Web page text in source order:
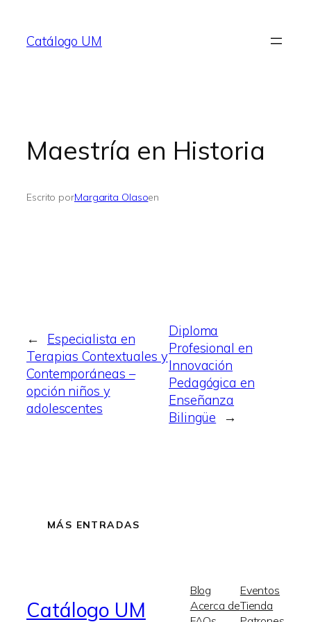
contenido
Catálogo UM
Maestría en Historia
Escrito porMargarita Olasoen
←
Especialista en
Terapias Contextuales y
Contemporáneas –
opción niños y
adolescentes
Diploma
Profesional en
Innovación
Pedagógica en
Enseñanza
Bilingüe
→
MÁS ENTRADAS
Catálogo UM
Blog
Acerca de
Eventos
Tienda